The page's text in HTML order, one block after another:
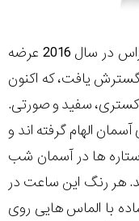
عقاب الماس BRS متعلق به بل و راس در سال 2016 عرضه
یافت، که اکنون
سفید و صورتی.
الهام گرفته اند و
ها در آسمان شب
هر رنگ این ساعت در
با الماس هایی روی